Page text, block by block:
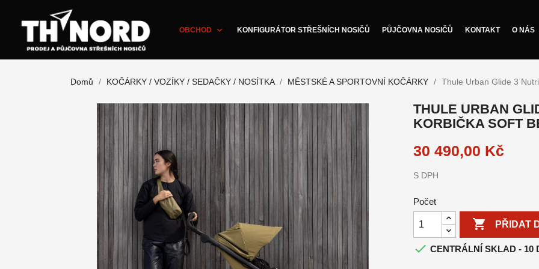
OBCHOD expand_more KONFIGURÁTOR STŘEŠNÍCH NOSIČŮ PŮJČOVNA NOSIČŮ KONTAKT O NÁS
Domů KOČÁRKY / VOZÍKY / SEDAČKY / NOSÍTKA MĚSTSKÉ A SPORTOVNÍ KOČÁRKY Thule Urban Glide 3
THULE URBAN
KORBIČKA SOFT
30 490,00 Kč
S DPH
Počet
 PŘIDAT
 CENTRÁLNÍ SKLAD - 10